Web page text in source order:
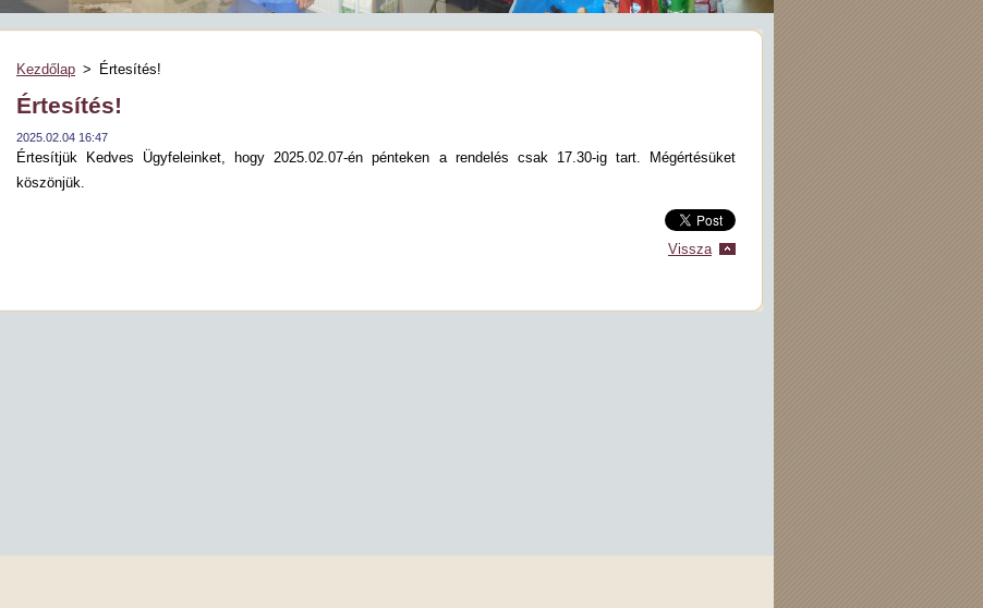
Kezdőlap > Értesítés!
Értesítés!
2025.02.04 16:47
Értesítjük Kedves Ügyfeleinket, hogy 2025.02.07-én pénteken a rendelés csak 17.30-ig tart. Mégértésüket
köszönjük.
Vissza